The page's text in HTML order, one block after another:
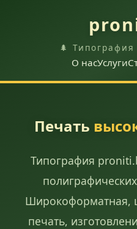
🌲
О насУслуги
Печать
Типография
Широкоформатная,
печать,